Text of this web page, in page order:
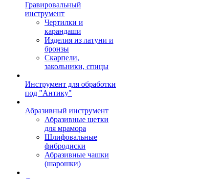
Гравировальный
инструмент
Чертилки и
карандаши
Изделия из латуни и
бронзы
Скарпели,
закольники, спицы
Инструмент для обработки
под "Антику"
Абразивный инструмент
Абразивные щетки
для мрамора
Шлифовальные
фибродиски
Абразивные чашки
(шарошки)